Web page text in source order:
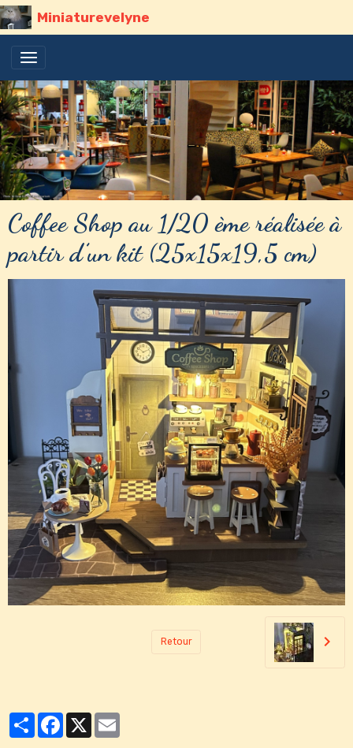
Miniaturevelyne
Coffee Shop au 1/20 ème réalisée à
partir d’un kit (25x15x19,5 cm)
Retour
PartagerFacebook
X